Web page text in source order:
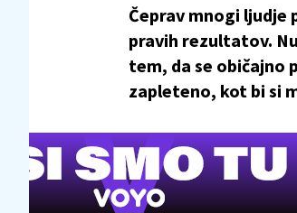
Čeprav mnogi ljudje
pravih rezultatov.
tem, da se običajno
zapleteno, kot bi si